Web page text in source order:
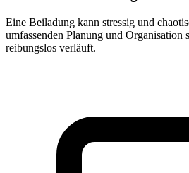
Eine Beiladung kann stressig und
umfassenden Planung und Organisation
reibungslos verläuft.